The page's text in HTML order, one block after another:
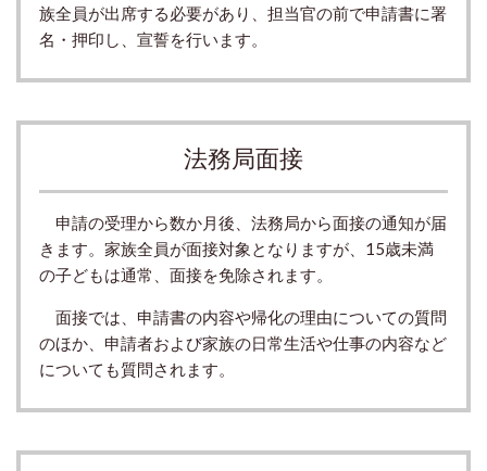
族全員が出席する必要があり、担当官の前で申請書に署
名・押印し、宣誓を行います。
法務局面接
申請の受理から数か月後、法務局から面接の通知が届
きます。家族全員が面接対象となりますが、15歳未満
の子どもは通常、面接を免除されます。
面接では、申請書の内容や帰化の理由についての質問
のほか、申請者および家族の日常生活や仕事の内容など
についても質問されます。